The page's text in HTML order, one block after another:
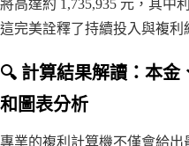
將高達約 1,735,935 元，其中
這完美詮釋了持續投入與複利
🔍 計算結果解讀：本金
和圖表分析
專業的複利計算機不僅會給